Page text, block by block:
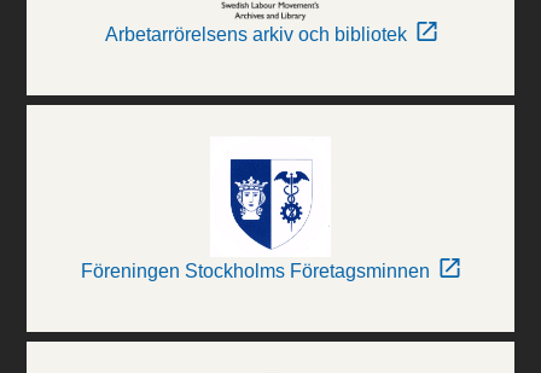
Arbetarrörelsens arkiv och bibliotek
Föreningen Stockholms Företagsminnen